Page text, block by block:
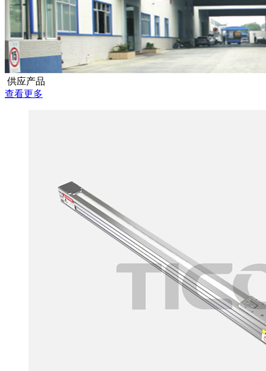
供应产品
查看更多